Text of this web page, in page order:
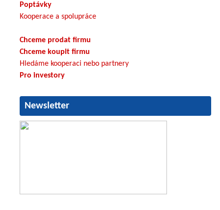
Poptávky
Kooperace a spolupráce
Chceme prodat firmu
Chceme koupit firmu
Hledáme kooperaci nebo partnery
Pro investory
Newsletter